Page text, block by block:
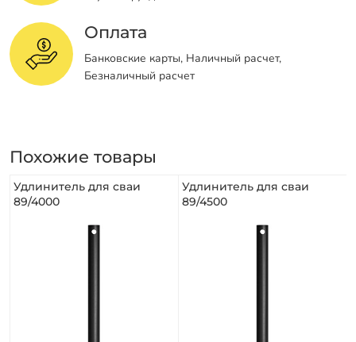
Оплата
Банковские карты, Наличный расчет,
Безналичный расчет
Похожие товары
Удлинитель для сваи
89/4000
Удлинитель для сваи
89/4500